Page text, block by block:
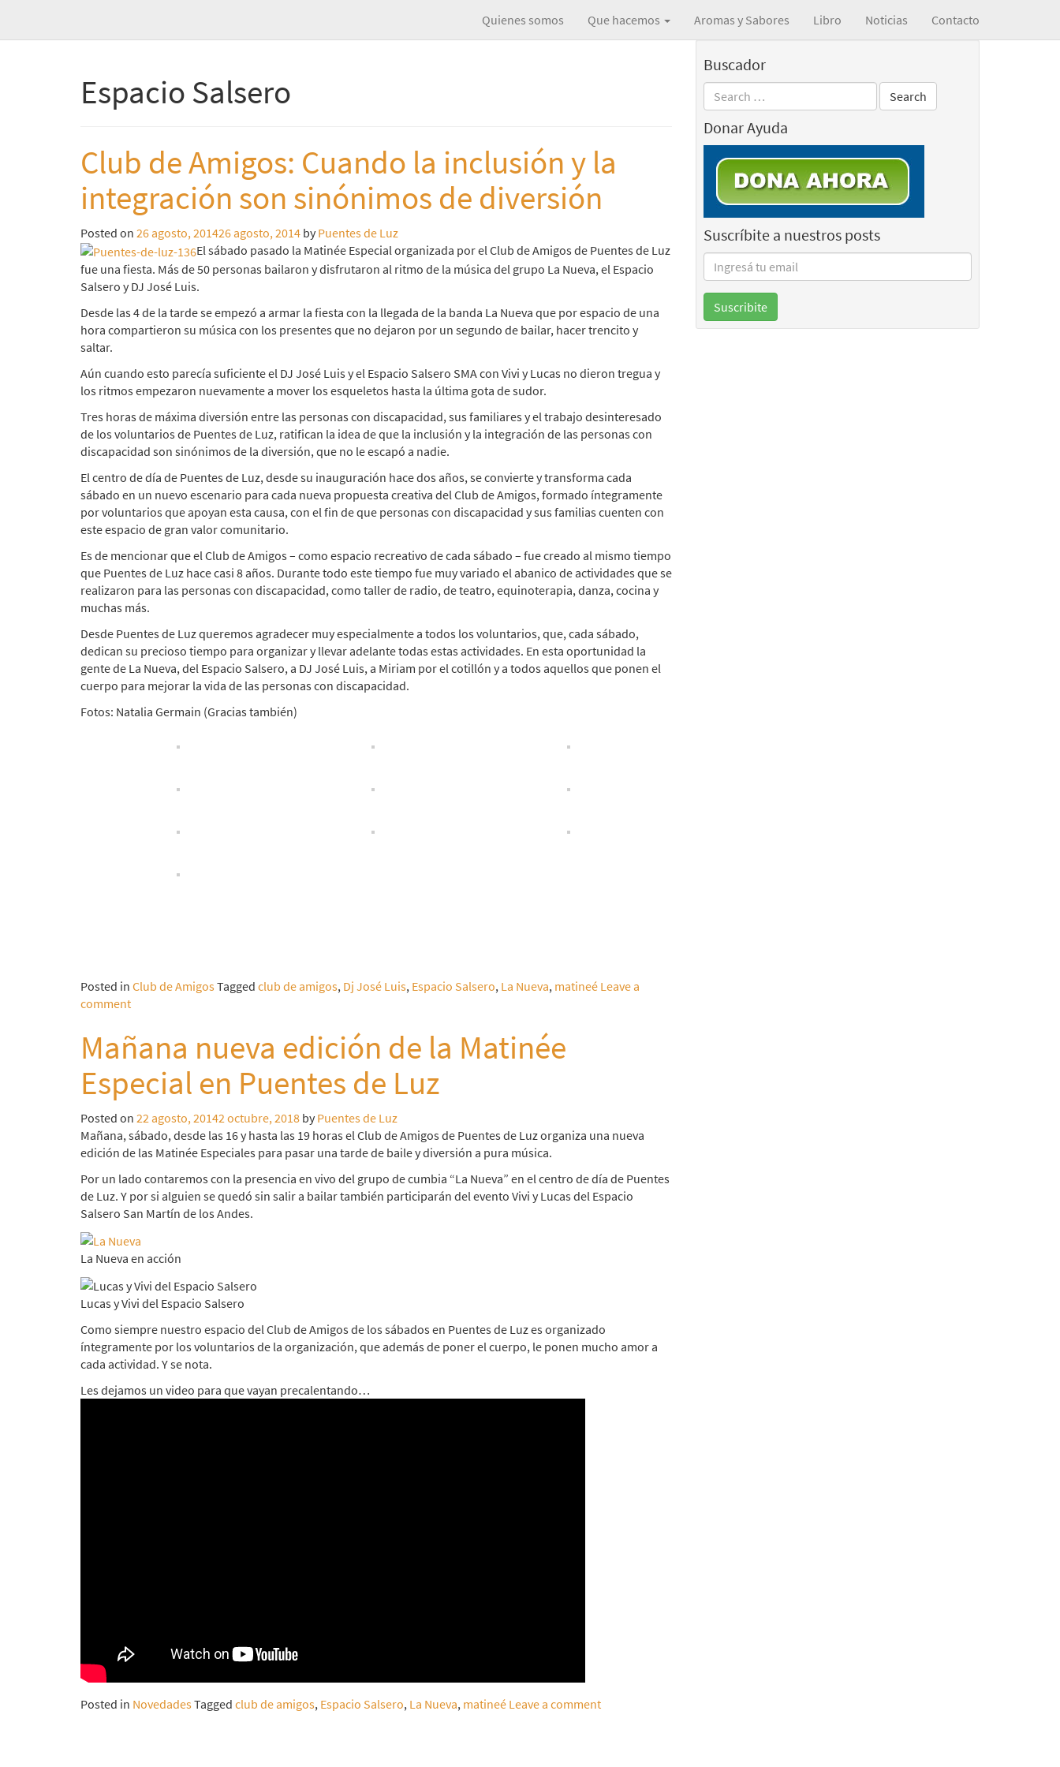
Quienes somos Que hacemos Aromas y Sabores Libro Noticias Contacto
Espacio Salsero
Club de Amigos: Cuando la inclusión y la
integración son sinónimos de diversión
Posted on 26 agosto, 201426 agosto, 2014 by Puentes de Luz
El sábado pasado la Matinée Especial organizada por el Club de Amigos de Puentes de Luz
fue una fiesta. Más de 50 personas bailaron y disfrutaron al ritmo de la música del grupo La Nueva, el Espacio
Salsero y DJ José Luis.
Desde las 4 de la tarde se empezó a armar la fiesta con la llegada de la banda La Nueva que por espacio de una
hora compartieron su música con los presentes que no dejaron por un segundo de bailar, hacer trencito y
saltar.
Aún cuando esto parecía suficiente el DJ José Luis y el Espacio Salsero SMA con Vivi y Lucas no dieron tregua y
los ritmos empezaron nuevamente a mover los esqueletos hasta la última gota de sudor.
Tres horas de máxima diversión entre las personas con discapacidad, sus familiares y el trabajo desinteresado
de los voluntarios de Puentes de Luz, ratifican la idea de que la inclusión y la integración de las personas con
discapacidad son sinónimos de la diversión, que no le escapó a nadie.
El centro de día de Puentes de Luz, desde su inauguración hace dos años, se convierte y transforma cada
sábado en un nuevo escenario para cada nueva propuesta creativa del Club de Amigos, formado íntegramente
por voluntarios que apoyan esta causa, con el fin de que personas con discapacidad y sus familias cuenten con
este espacio de gran valor comunitario.
Es de mencionar que el Club de Amigos – como espacio recreativo de cada sábado – fue creado al mismo tiempo
que Puentes de Luz hace casi 8 años. Durante todo este tiempo fue muy variado el abanico de actividades que se
realizaron para las personas con discapacidad, como taller de radio, de teatro, equinoterapia, danza, cocina y
muchas más.
Desde Puentes de Luz queremos agradecer muy especialmente a todos los voluntarios, que, cada sábado,
dedican su precioso tiempo para organizar y llevar adelante todas estas actividades. En esta oportunidad la
gente de La Nueva, del Espacio Salsero, a DJ José Luis, a Miriam por el cotillón y a todos aquellos que ponen el
cuerpo para mejorar la vida de las personas con discapacidad.
Fotos: Natalia Germain (Gracias también)
Posted in Club de AmigosTagged club de amigos, Dj José Luis, Espacio Salsero, La Nueva, matineé Leave a
comment
Mañana nueva edición de la Matinée
Especial en Puentes de Luz
Posted on 22 agosto, 20142 octubre, 2018 by Puentes de Luz
Mañana, sábado, desde las 16 y hasta las 19 horas el Club de Amigos de Puentes de Luz organiza una nueva
edición de las Matinée Especiales para pasar una tarde de baile y diversión a pura música.
Por un lado contaremos con la presencia en vivo del grupo de cumbia “La Nueva” en el centro de día de Puentes
de Luz. Y por si alguien se quedó sin salir a bailar también participarán del evento Vivi y Lucas del Espacio
Salsero San Martín de los Andes.
La Nueva en acción
Lucas y Vivi del Espacio Salsero
Como siempre nuestro espacio del Club de Amigos de los sábados en Puentes de Luz es organizado
íntegramente por los voluntarios de la organización, que además de poner el cuerpo, le ponen mucho amor a
cada actividad. Y se nota.
Les dejamos un video para que vayan precalentando…
Posted in NovedadesTagged club de amigos, Espacio Salsero, La Nueva, matineé Leave a comment
Buscador
Donar Ayuda
Suscríbite a nuestros posts